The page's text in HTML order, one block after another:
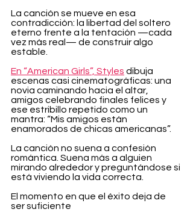
La canción se mueve en esa
contradicción: la libertad del soltero
eterno frente a la tentación —cada
vez más real— de construir algo
estable.
En “American Girls”, Styles dibuja
escenas casi cinematográficas: una
novia caminando hacia el altar,
amigos celebrando finales felices y
ese estribillo repetido como un
mantra: “Mis amigos están
enamorados de chicas americanas”.
La canción no suena a confesión
romántica. Suena más a alguien
mirando alrededor y preguntándose si
está viviendo la vida correcta.
El momento en que el éxito deja de
ser suficiente